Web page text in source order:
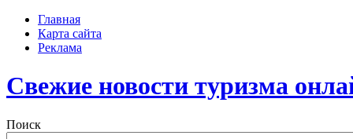
Главная
Карта сайта
Реклама
Свежие новости туризма
Поиск